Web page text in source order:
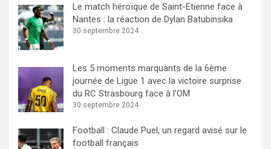
Le match héroïque de Saint-Etienne face à
Nantes : la réaction de Dylan Batubinsika
30 septembre 2024
Les 5 moments marquants de la 6ème
journée de Ligue 1 avec la victoire surprise
du RC Strasbourg face à l’OM
30 septembre 2024
Football : Claude Puel, un regard avisé sur le
football français